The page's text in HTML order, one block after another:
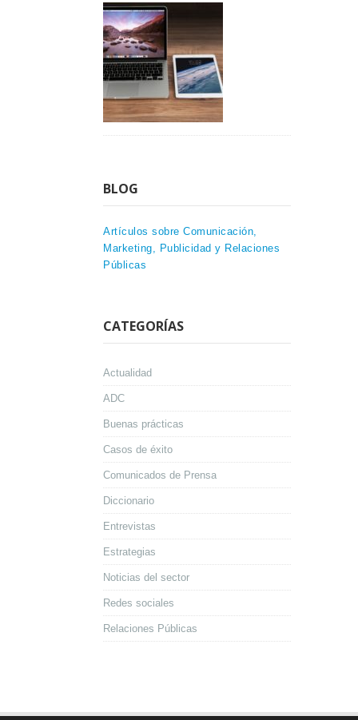
BLOG
Artículos sobre Comunicación,
Marketing, Publicidad y Relaciones
Públicas
CATEGORÍAS
Actualidad
ADC
Buenas prácticas
Casos de éxito
Comunicados de Prensa
Diccionario
Entrevistas
Estrategias
Noticias del sector
Redes sociales
Relaciones Públicas